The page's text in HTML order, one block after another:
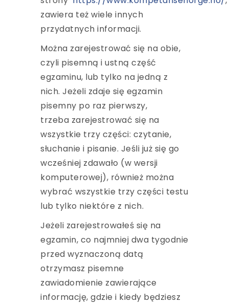
zawiera też wiele innych
przydatnych informacji.
Można zarejestrować się na obie,
czyli pisemną i ustną część
egzaminu, lub tylko na jedną z
nich. Jeżeli zdaje się egzamin
pisemny po raz pierwszy,
trzeba zarejestrować się na
wszystkie trzy części: czytanie,
słuchanie i pisanie. Jeśli już się go
wcześniej zdawało (w wersji
komputerowej), również można
wybrać wszystkie trzy części testu
lub tylko niektóre z nich.
Jeżeli zarejestrowałeś się na
egzamin, co najmniej dwa tygodnie
przed wyznaczoną datą
otrzymasz pisemne
zawiadomienie zawierające
informację, gdzie i kiedy będziesz